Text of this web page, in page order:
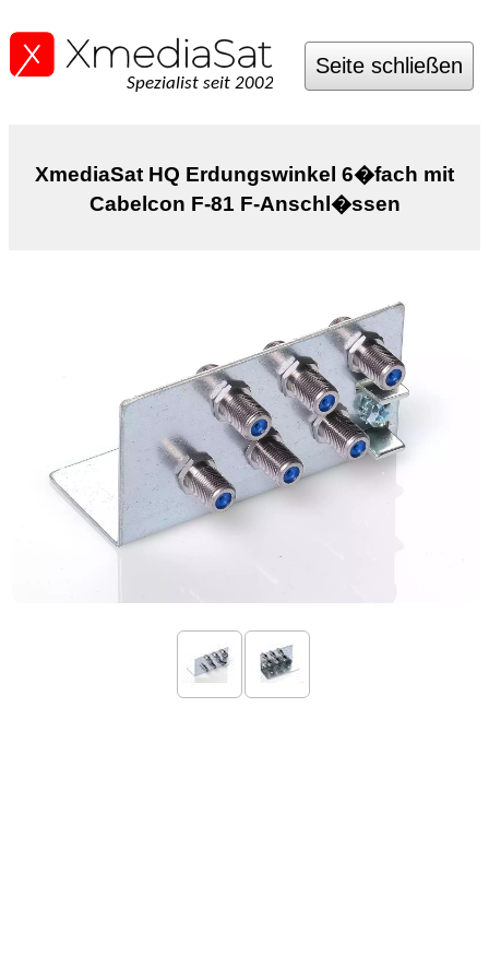
Spezialist seit 2002
Seite schließen
XmediaSat HQ Erdungswinkel 6�fach mit
Cabelcon F-81 F-Anschl�ssen